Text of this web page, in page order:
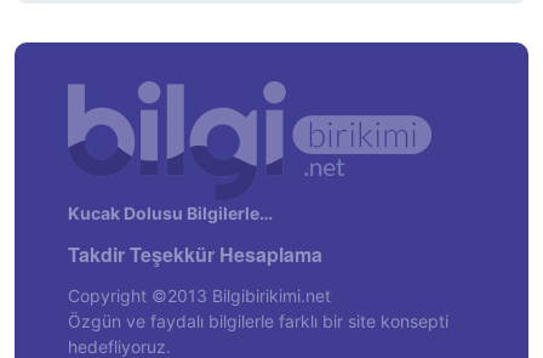
Kucak Dolusu Bilgilerle…
Takdir Teşekkür Hesaplama
Copyright ©2013 Bilgibirikimi.net
Özgün ve faydalı bilgilerle farklı bir site konsepti
hedefliyoruz.